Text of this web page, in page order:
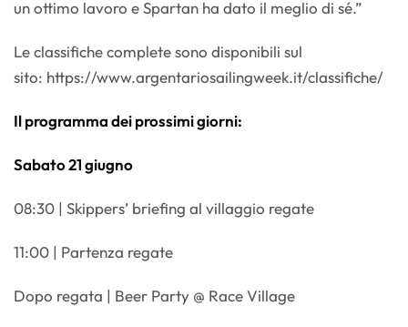
un ottimo lavoro e Spartan ha dato il meglio di sé.”
Le classifiche complete sono disponibili sul
sito: https://www.argentariosailingweek.it/classifiche/
Il programma dei prossimi giorni:
Sabato 21 giugno
08:30 | Skippers’ briefing al villaggio regate
11:00 | Partenza regate
Dopo regata | Beer Party @ Race Village